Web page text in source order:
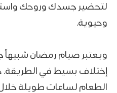
لتحضير جسدك وروحك
وحيوية.
ويعتبر صيام رمضان شبيهاً
إختلاف بسيط في
الطعام لساعات طويلة